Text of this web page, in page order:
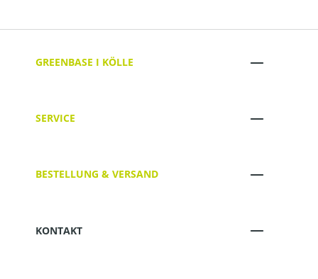
GREENBASE I KÖLLE
SERVICE
BESTELLUNG & VERSAND
KONTAKT